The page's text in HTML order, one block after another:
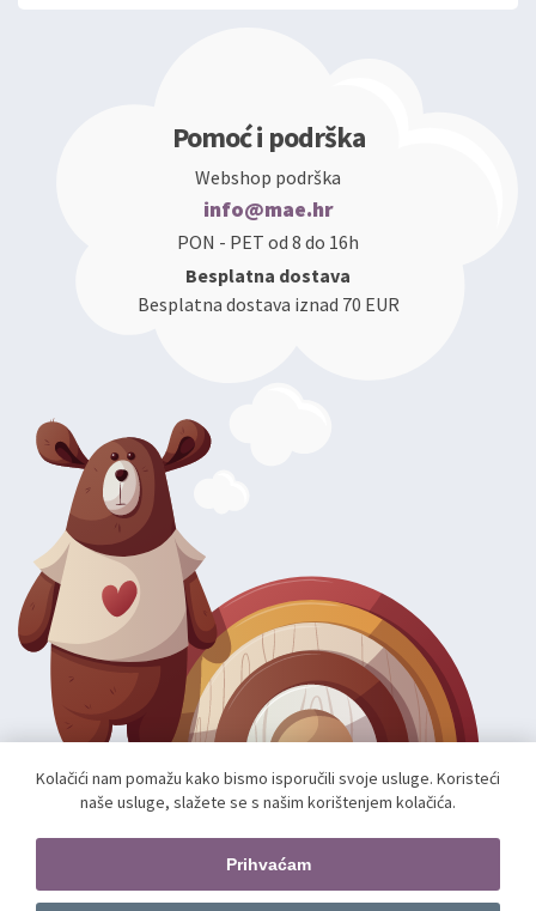
Pomoć i podrška
Webshop podrška
info@mae.hr
PON - PET od 8 do 16h
Besplatna dostava
Besplatna dostava iznad 70 EUR
Pratite nas
Kolačići nam pomažu kako bismo isporučili svoje usluge. Koristeći
naše usluge, slažete se s našim korištenjem kolačića.
Prihvaćam